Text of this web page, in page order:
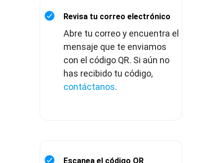
Revisa tu correo electrónico
Abre tu correo y encuentra el
mensaje que te enviamos
con el código QR. Si aún no
has recibido tu código,
contáctanos.
Escanea el código QR